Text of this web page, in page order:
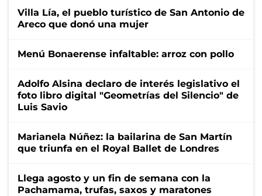
Villa Lía, el pueblo turístico de San Antonio de
Areco que donó una mujer
Menú Bonaerense infaltable: arroz con pollo
Adolfo Alsina declaro de interés legislativo el
foto libro digital "Geometrías del Silencio" de
Luis Savio
Marianela Núñez: la bailarina de San Martín
que triunfa en el Royal Ballet de Londres
Llega agosto y un fin de semana con la
Pachamama, trufas, saxos y maratones